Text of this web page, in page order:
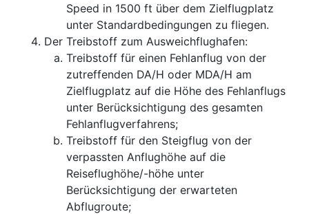
Speed in 1500 ft über dem Zielflugplatz
unter Standardbedingungen zu fliegen.
Der Treibstoff zum Ausweichflughafen:
Treibstoff für einen Fehlanflug von der
zutreffenden DA/H oder MDA/H am
Zielflugplatz auf die Höhe des Fehlanflugs
unter Berücksichtigung des gesamten
Fehlanflugverfahrens;
Treibstoff für den Steigflug von der
verpassten Anflughöhe auf die
Reiseflughöhe/-höhe unter
Berücksichtigung der erwarteten
Abflugroute;